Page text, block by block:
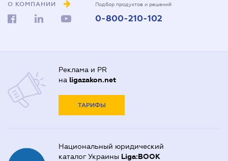
О КОМПАНИИ Подбор продуктов и решений
0-800-210-102
Реклама и PR
на ligazakon.net
ТАРИФЫ
Национальный юридический
каталог Украины Liga:BOOK